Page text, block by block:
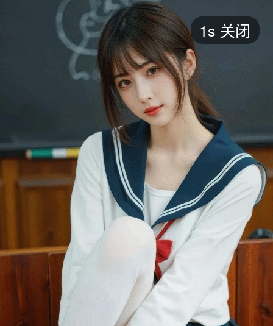
短剧
最热 添加 评分
都市 甜宠 逆袭 玄幻
2025 2024 2023 2022
全部 大陆 香港 台湾 美国 韩国 日本
1s 关闭